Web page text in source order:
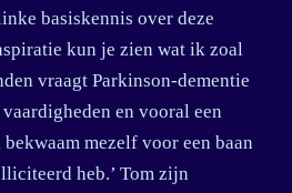
basiskennis over deze
kun je zien wat ik zoal
vraagt Parkinson-dementie
en vooral een
mezelf voor een baan
heb.’ Tom zijn